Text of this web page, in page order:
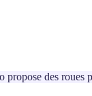
propose des roues